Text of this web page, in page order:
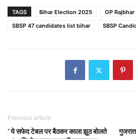
TAGS Bihar Election 2025 OP Rajbhar
SBSP 47 candidates list bihar
SBSP
Previous article
‘ ये सफेद टेबल पर बैठकर काला झूठ बोलते